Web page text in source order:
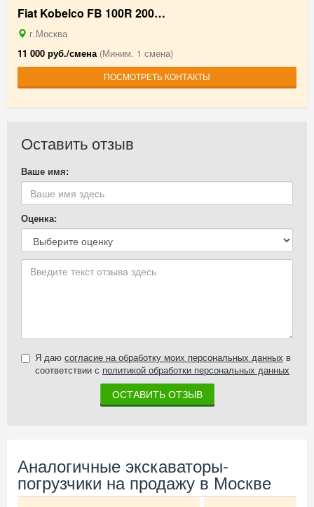
Fiat Kobelco FB 100R 200…
г.Москва
11 000 руб./смена(Миним. 1 смена)
ПОСМОТРЕТЬ КОНТАКТЫ
Оставить отзыв
Ваше имя:
Оценка:
Я даю согласие на обработку моих персональных данных в
соответствии с политикой обработки персональных данных
ОСТАВИТЬ ОТЗЫВ
Аналогичные экскаваторы-
погрузчики на продажу в Москве